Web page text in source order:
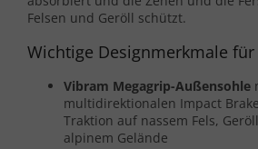
Felsen und Geröll schützt.
Wichtige Designmerkmale
Vibram Megagrip-Außensohle
multidirektionalen Impact
Traktion auf nassem Fels,
alpinem Gelände